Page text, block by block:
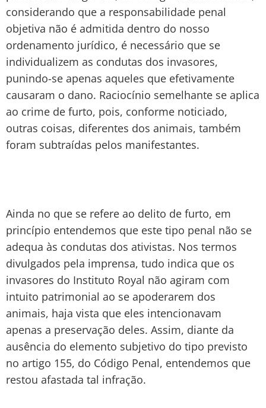
considerando que a responsabilidade penal
objetiva não é admitida dentro do nosso
ordenamento jurídico, é necessário que se
individualizem as condutas dos invasores,
punindo-se apenas aqueles que efetivamente
causaram o dano. Raciocínio semelhante se aplica
ao crime de furto, pois, conforme noticiado,
outras coisas, diferentes dos animais, também
foram subtraídas pelos manifestantes.
Ainda no que se refere ao delito de furto, em
princípio entendemos que este tipo penal não se
adequa às condutas dos ativistas. Nos termos
divulgados pela imprensa, tudo indica que os
invasores do Instituto Royal não agiram com
intuito patrimonial ao se apoderarem dos
animais, haja vista que eles intencionavam
apenas a preservação deles. Assim, diante da
ausência do elemento subjetivo do tipo previsto
no artigo 155, do Código Penal, entendemos que
restou afastada tal infração.